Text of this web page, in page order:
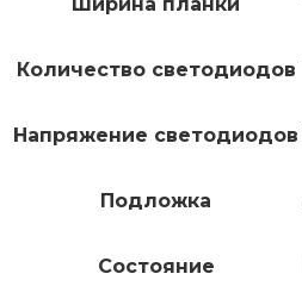
Количество светодиодов
Напряжение светодиодов
Подложка
Состояние